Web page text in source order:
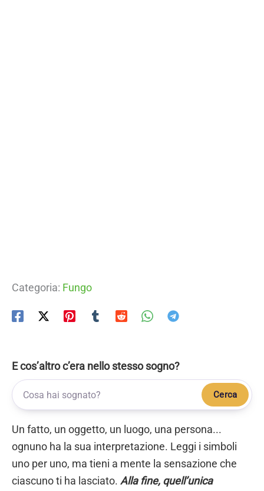
Categoria: Fungo
E cos’altro c’era nello stesso sogno?
Cerca
Un fatto, un oggetto, un luogo, una persona...
ognuno ha la sua interpretazione. Leggi i simboli
uno per uno, ma tieni a mente la sensazione che
ciascuno ti ha lasciato. Alla fine, quell’unica